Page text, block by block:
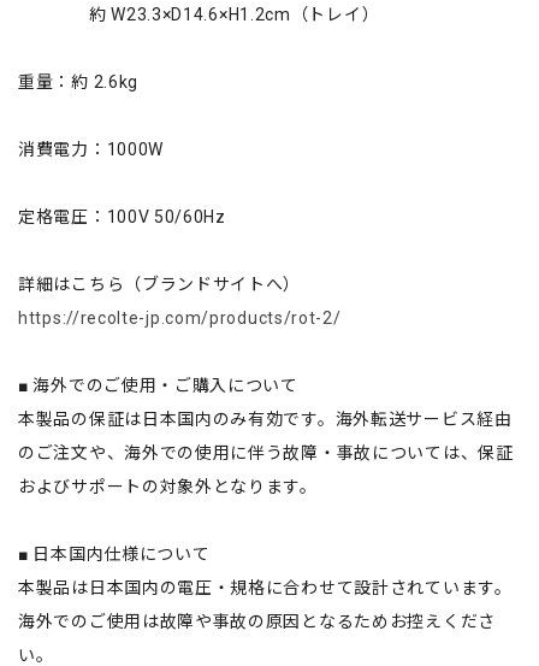
約 W23.3×D14.6×H1.2cm（トレイ）
重量：約 2.6kg
消費電力：1000W
定格電圧：100V 50/60Hz
詳細はこちら（ブランドサイトへ）
https://recolte-jp.com/products/rot-2/
■ 海外でのご使用・ご購入について
本製品の保証は日本国内のみ有効です。海外転送サービス経由
のご注文や、海外での使用に伴う故障・事故については、保証
およびサポートの対象外となります。
■ 日本国内仕様について
本製品は日本国内の電圧・規格に合わせて設計されています。
海外でのご使用は故障や事故の原因となるためお控えくださ
い。